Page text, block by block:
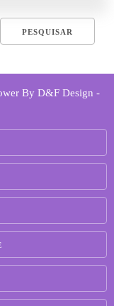
By D&F Design -